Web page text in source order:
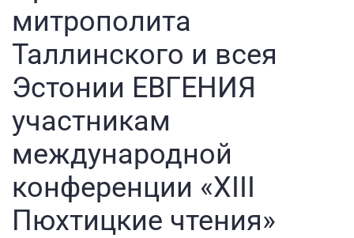
митрополита
Таллинского и всея
Эстонии ЕВГЕНИЯ
участникам
международной
конференции «ХIII
Пюхтицкие чтения»